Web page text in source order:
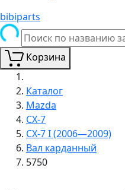
bibiparts
Корзина
Каталог
Mazda
CX-7
CX-7 I (2006—2009)
Вал карданный
5750